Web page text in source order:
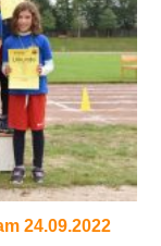
24.09.2022